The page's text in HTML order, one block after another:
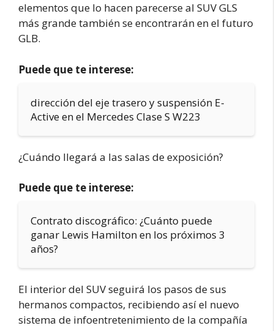
elementos que lo hacen parecerse al SUV GLS
más grande también se encontrarán en el futuro
GLB.
Puede que te interese:
dirección del eje trasero y suspensión E-
Active en el Mercedes Clase S W223
¿Cuándo llegará a las salas de exposición?
Puede que te interese:
Contrato discográfico: ¿Cuánto puede
ganar Lewis Hamilton en los próximos 3
años?
El interior del SUV seguirá los pasos de sus
hermanos compactos, recibiendo así el nuevo
sistema de infoentretenimiento de la compañía